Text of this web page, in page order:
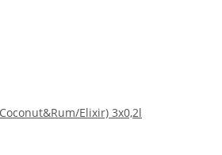
Elixir) 3x0,2l